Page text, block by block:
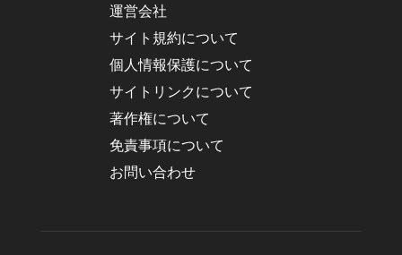
運営会社
サイト規約について
個人情報保護について
サイトリンクについて
著作権について
免責事項について
お問い合わせ